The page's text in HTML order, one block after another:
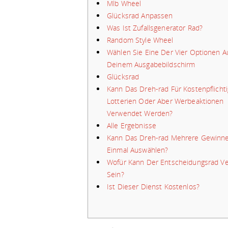
Mlb Wheel
Glücksrad Anpassen
Was Ist Zufallsgenerator Rad?
Random Style Wheel
Wählen Sie Eine Der Vier Optionen
Deinem Ausgabebildschirm
Glücksrad
Kann Das Dreh-rad Für
Lotterien Oder Aber Werbeaktionen
Verwendet Werden?
Alle Ergebnisse
Kann Das Dreh-rad Mehrere
Einmal Auswählen?
Wofür Kann Der Entscheidungsrad
Sein?
Ist Dieser Dienst Kostenlos?